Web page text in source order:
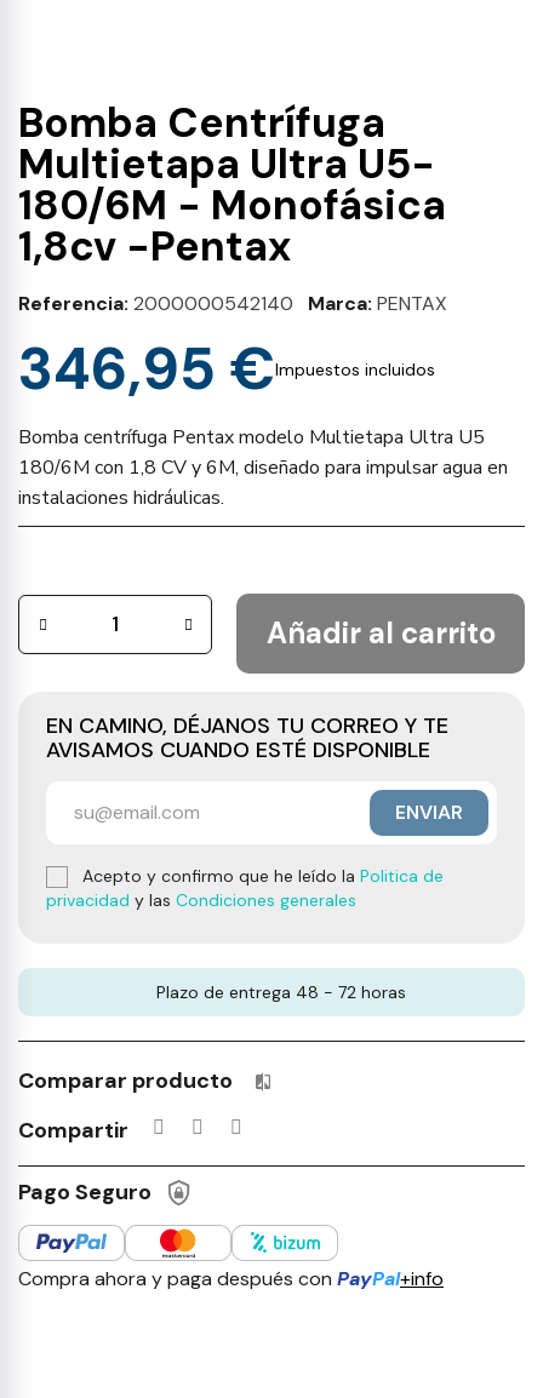
Bomba Centrífuga
Multietapa Ultra U5-
180/6M - Monofásica
1,8cv -Pentax
Referencia 2000000542140 Marca PENTAX
346,95 €Impuestos incluidos
Bomba centrífuga Pentax modelo Multietapa Ultra U5
180/6M con 1,8 CV y 6M, diseñado para impulsar agua en
instalaciones hidráulicas.
Añadir al carrito
EN CAMINO, DÉJANOS TU CORREO Y TE
AVISAMOS CUANDO ESTÉ DISPONIBLE
ENVIAR
Acepto y confirmo que he leído la Politica de
privacidad y las Condiciones generales
Plazo de entrega 48 - 72 horas
Comparar producto Productos incluidos en tu lista
Compartir
Pago Seguro
Compra ahora y paga después con PayPal+info